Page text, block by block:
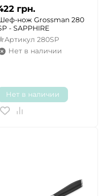
грн.
нож Grossman 280
- SAPPHIRE
Артикул 280SP
Нет в наличии
Нет в наличии